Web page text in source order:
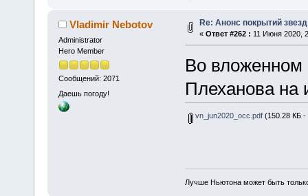
Vladimir Nebotov
Administrator
Hero Member
Сообщений: 2071
Даешь погоду!
Re: Анонс покрытий
« Ответ #262 : 11 Июня 2020,
Во вложенном
Плеханова на
vn_jun2020_occ.pdf(150.28 КБ -
Лучше Ньютона может быть